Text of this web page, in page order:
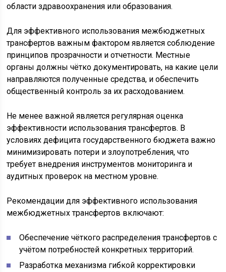
области здравоохранения или образования.
Для эффективного использования межбюджетных
трансфертов важным фактором является соблюдение
принципов прозрачности и отчетности. Местные
органы должны чётко документировать, на какие цели
направляются полученные средства, и обеспечить
общественный контроль за их расходованием.
Не менее важной является регулярная оценка
эффективности использования трансфертов. В
условиях дефицита государственного бюджета важно
минимизировать потери и злоупотребления, что
требует внедрения инструментов мониторинга и
аудитных проверок на местном уровне.
Рекомендации для эффективного использования
межбюджетных трансфертов включают:
Обеспечение чёткого распределения трансфертов с
учётом потребностей конкретных территорий.
Разработка механизма гибкой корректировки